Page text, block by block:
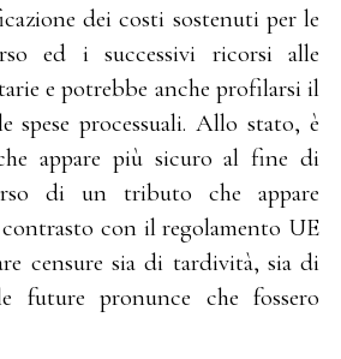
dei costi sostenuti per le
ed i successivi ricorsi alle
e potrebbe anche profilarsi il
spese processuali. Allo stato, è
appare più sicuro al fine di
di un tributo che appare
con il regolamento UE
censure sia di tardività, sia di
future pronunce che fossero